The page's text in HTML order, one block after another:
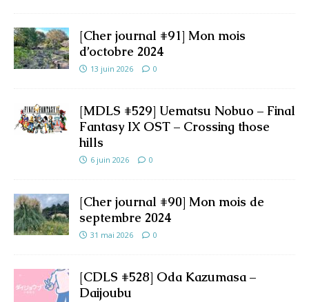
[Cher journal #91] Mon mois
d’octobre 2024
13 juin 2026 0
[MDLS #529] Uematsu Nobuo – Final
Fantasy IX OST – Crossing those
hills
6 juin 2026 0
[Cher journal #90] Mon mois de
septembre 2024
31 mai 2026 0
[CDLS #528] Oda Kazumasa –
Daijoubu